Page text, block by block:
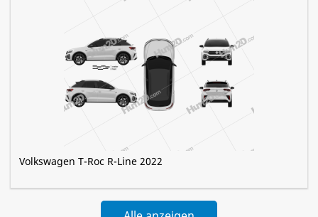
Volkswagen T-Roc R-Line 2022